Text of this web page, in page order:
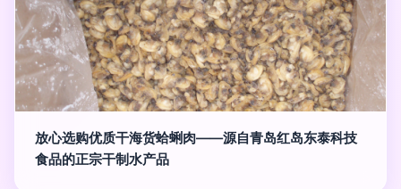
放心选购优质干海货蛤蜊肉——源自青岛红岛东泰科技
食品的正宗干制水产品